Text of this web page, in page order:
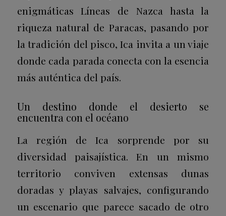
enigmáticas Líneas de Nazca hasta la
riqueza natural de Paracas, pasando por
la tradición del pisco, Ica invita a un viaje
donde cada parada conecta con la esencia
más auténtica del país.
Un destino donde el desierto se
encuentra con el océano
La región de Ica sorprende por su
diversidad paisajística. En un mismo
territorio conviven extensas dunas
doradas y playas salvajes, configurando
un escenario que parece sacado de otro